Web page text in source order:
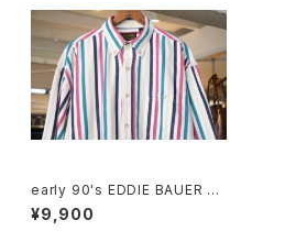
early 90's EDDIE BAUER m
ulti-stripe cotton Shirt
¥9,900